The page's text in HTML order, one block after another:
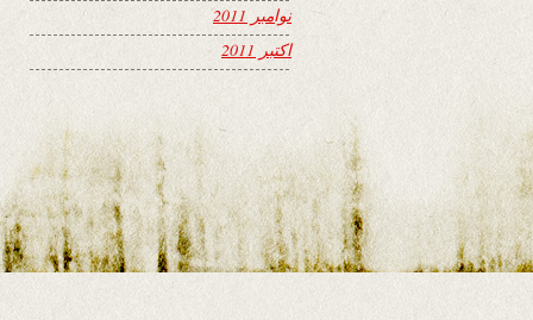
نوامبر 2011
اکتبر 2011